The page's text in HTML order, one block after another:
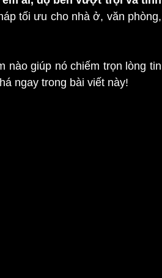
tối ưu cho nhà ở, văn phòng,
nào giúp nó chiếm trọn lòng tin
ngay trong bài viết này!